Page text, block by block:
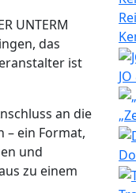
UNTERM
das
ist
an die
– ein Format,
und
zu einem